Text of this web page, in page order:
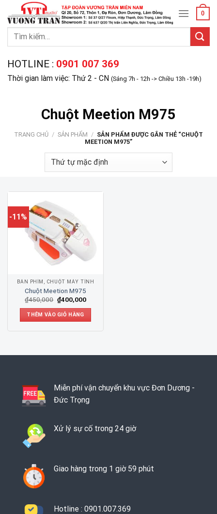
content
0
Tìm
HOTLINE : 0901 007 369
Thời gian làm việc: Thứ 2 - CN (Sáng 7h - 12h -> Chiều 13h -19h)
Chuột Meetion M975
TRANG CHỦ / SẢN PHẨM / SẢN PHẨM ĐƯỢC GẮN THẺ “CHUỘT
MEETION M975”
-11%
BÀN PHÍM, CHUỘT MÁY TÍNH
Chuột Meetion M975
₫450,000 ₫400,000
THÊM VÀO GIỎ HÀNG
Miễn phí vận chuyển khu vực Đơn Dương -
Đức Trọng
Xử lý sự cố trong 24 giờ
Giao hàng trong 1 giờ 59 phút
Hotline : 0901.007.369